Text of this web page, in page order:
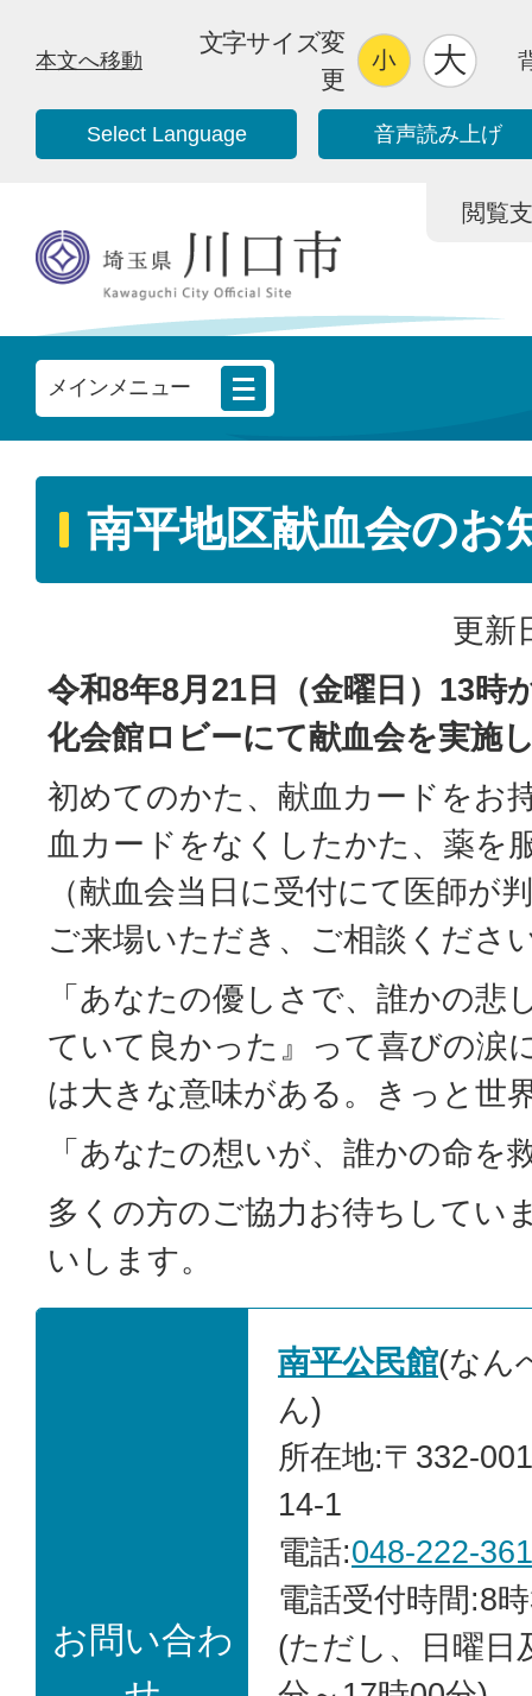
本文へ移動
文字サイズ変
更
Select Language 音声読み上げ
閲覧
メインメニュー
南平地区献血会のお
更新
令和8年8月21日（金曜日）13時
化会館ロビーにて献血会を実施
初めてのかた、献血カードをお
血カードをなくしたかた、薬を
（献血会当日に受付にて医師が
ご来場いただき、ご相談くださ
「あなたの優しさで、誰かの悲
ていて良かった』って喜びの涙
は大きな意味がある。きっと世
「あなたの想いが、誰かの命を
多くの方のご協力お待ちしてい
いします。
お問い合わ
南平公民館(なん
ん)
所在地:〒332-
14-1
電話:048-222-
電話受付時間:8
(ただし、日曜日